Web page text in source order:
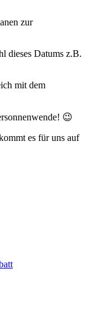
zur
dieses Datums z.B.
mit dem
😉
es für uns auf